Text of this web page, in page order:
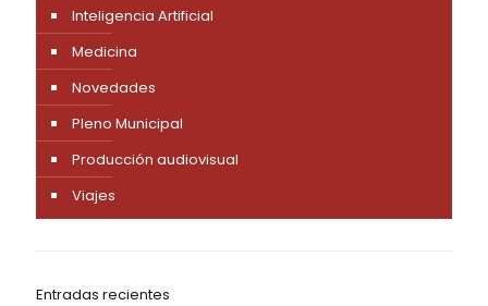
Inteligencia Artificial
Medicina
Novedades
Pleno Municipal
Producción audiovisual
Viajes
Entradas recientes